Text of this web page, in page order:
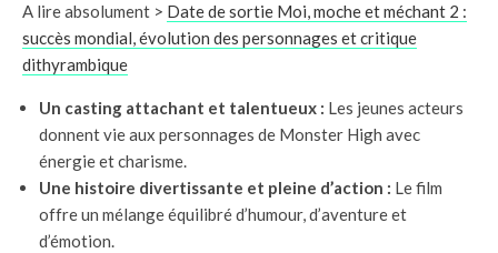
A lire absolument > Date de sortie Moi, moche et méchant 2 :
succès mondial, évolution des personnages et critique
dithyrambique
Un casting attachant et talentueux : Les jeunes acteurs
donnent vie aux personnages de Monster High avec
énergie et charisme.
Une histoire divertissante et pleine d’action : Le film
offre un mélange équilibré d’humour, d’aventure et
d’émotion.